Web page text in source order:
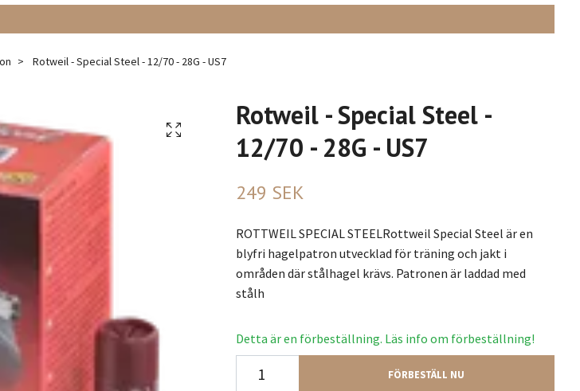
Rotweil - Special Steel - 12/70 - 28G - US7
Rotweil - Special Steel -
12/70 - 28G - US7
249 SEK
ROTTWEIL SPECIAL STEELRottweil Special Steel är en
blyfri hagelpatron utvecklad för träning och jakt i
områden där stålhagel krävs. Patronen är laddad med
stålh
Detta är en förbeställning. Läs info om förbeställning!
FÖRBESTÄLL NU